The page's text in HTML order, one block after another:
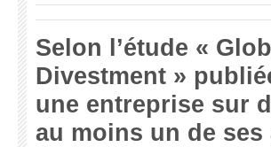
Selon l’étude «
Divestment »
une entreprise sur
au moins un de ses